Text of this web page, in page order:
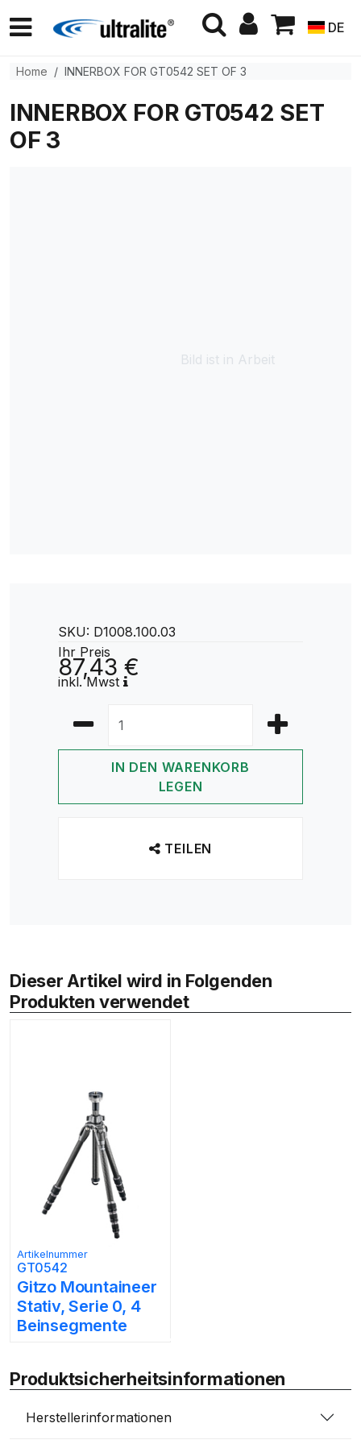
DE
Home INNERBOX FOR GT0542 SET OF 3
INNERBOX FOR GT0542 SET
OF 3
Bild ist in Arbeit
SKU: D1008.100.03
Ihr Preis
87,43 €
inkl. Mwst
IN DEN WARENKORB
LEGEN
TEILEN
Dieser Artikel wird in Folgenden
Produkten verwendet
Artikelnummer
GT0542
Gitzo Mountaineer
Stativ, Serie 0, 4
Beinsegmente
Produktsicherheitsinformationen
Herstellerinformationen